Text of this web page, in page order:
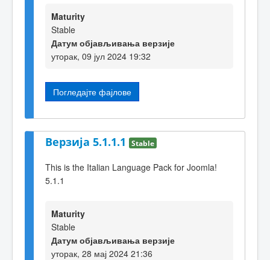
Maturity
Stable
Датум објављивања верзије
уторак, 09 јул 2024 19:32
Погледајте фајлове
Верзија 5.1.1.1 Stable
This is the Italian Language Pack for Joomla!
5.1.1
Maturity
Stable
Датум објављивања верзије
уторак, 28 мај 2024 21:36